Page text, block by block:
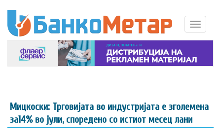
Мицкоски: Трговијата во индустријата е зголемена
за14% во јули, споредено со истиот месец лани